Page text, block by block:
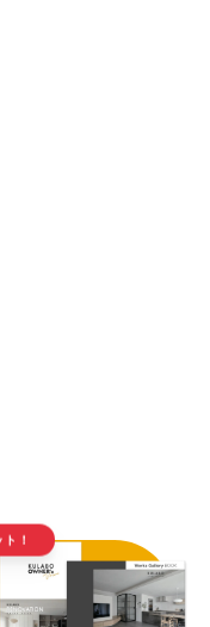
！